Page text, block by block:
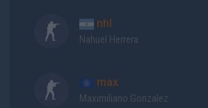
nhl
Nahuel Herrera
max
Maximiliano Gonzalez